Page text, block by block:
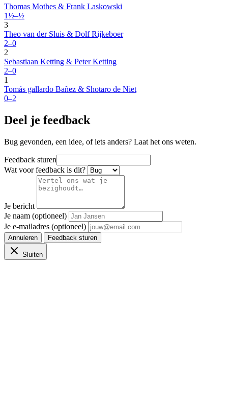
Thomas Mothes & Frank Laskowski
1½–½
3
Theo van der Sluis & Dolf Rijkeboer
2–0
2
Sebastiaan Ketting & Peter Ketting
2–0
1
Tomás gallardo Bañez & Shotaro de Niet
0–2
Deel je feedback
Bug gevonden, een idee, of iets anders? Laat het ons weten.
Feedback sturen
Wat voor feedback is dit?
Je bericht
Je naam (optioneel)
Je e-mailadres (optioneel)
Annuleren Feedback sturen
Sluiten